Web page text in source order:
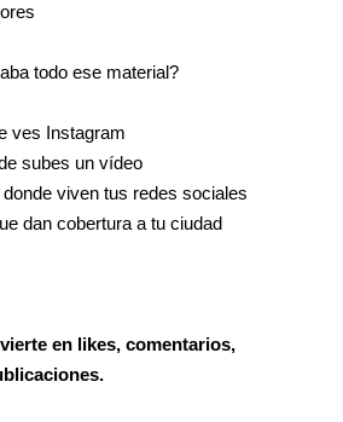
todo ese material?
ves Instagram
subes un vídeo
viven tus redes sociales
dan cobertura a tu ciudad
en likes, comentarios,